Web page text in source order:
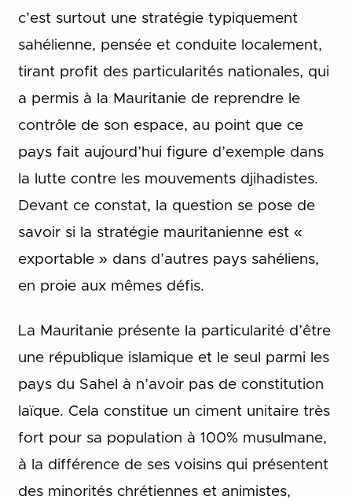
c’est surtout une stratégie typiquement
sahélienne, pensée et conduite localement,
tirant profit des particularités nationales, qui
a permis à la Mauritanie de reprendre le
contrôle de son espace, au point que ce
pays fait aujourd’hui figure d’exemple dans
la lutte contre les mouvements djihadistes.
Devant ce constat, la question se pose de
savoir si la stratégie mauritanienne est «
exportable » dans d’autres pays sahéliens,
en proie aux mêmes défis.
La Mauritanie présente la particularité d’être
une république islamique et le seul parmi les
pays du Sahel à n’avoir pas de constitution
laïque. Cela constitue un ciment unitaire très
fort pour sa population à 100% musulmane,
à la différence de ses voisins qui présentent
des minorités chrétiennes et animistes,